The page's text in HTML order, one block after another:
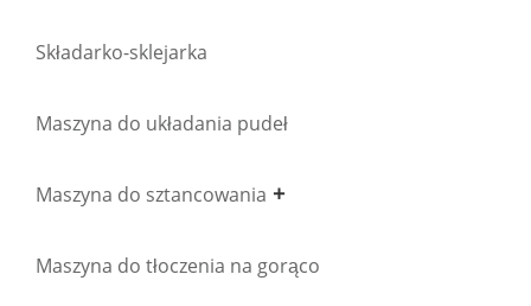
Składarko-sklejarka
Maszyna do układania pudeł
Maszyna do sztancowania
Maszyna do tłoczenia na gorąco